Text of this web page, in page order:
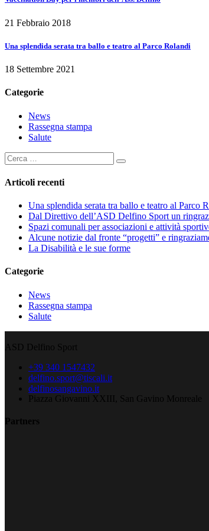
21 Febbraio 2018
Una splendida serata tra ballo e teatro al Parco Rolandi
18 Settembre 2021
Categorie
News
Rassegna stampa
Salute
Articoli recenti
Una splendida serata tra ballo e teatro al Parco
Dal Direttivo dell’ASD Delfino Sport un
Spazi comunali per associazioni e attività
Alcune notizie dal fronte “progetti” e
La Disabilità e le sue forme
Categorie
News
Rassegna stampa
Salute
ASD Delfino Sport
+39 340 1547432
delfino.sport@tiscali.it
delfinosangavino.it
Piazza Giovanni XXIII, San Gavino Monreale
Partners